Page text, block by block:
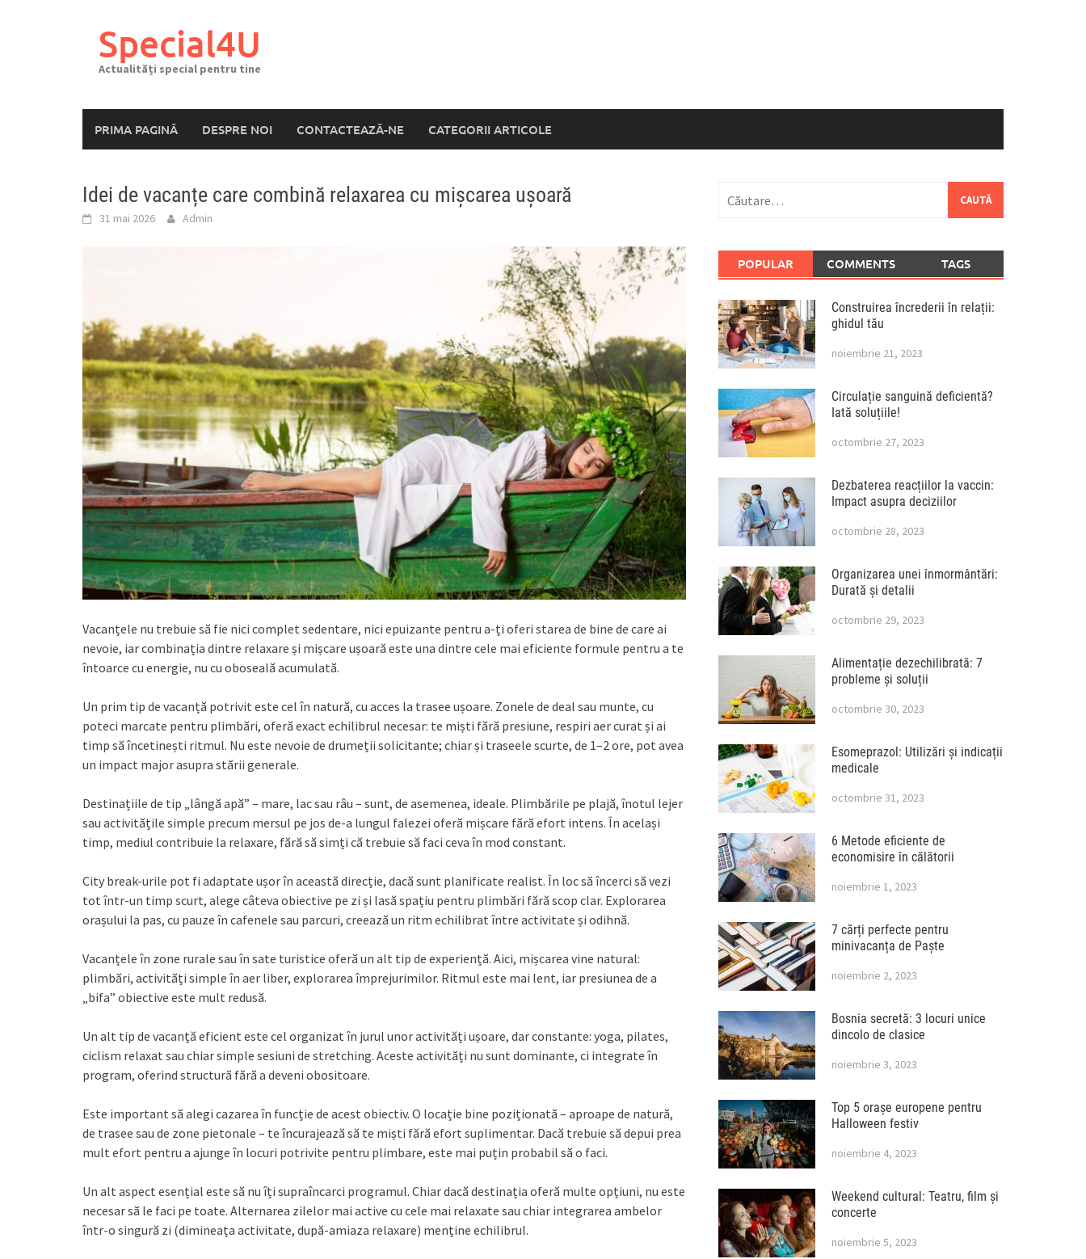
Special4U
Actualități special pentru tine
PRIMA PAGINĂ DESPRE NOI CONTACTEAZĂ-NE CATEGORII ARTICOLE
Idei de vacanțe care combină relaxarea cu mișcarea ușoară
31 mai 2026 Admin
Vacanțele nu trebuie să fie nici complet sedentare, nici epuizante pentru a-ți oferi starea de bine de care ai
nevoie, iar combinația dintre relaxare și mișcare ușoară este una dintre cele mai eficiente formule pentru a te
întoarce cu energie, nu cu oboseală acumulată.
Un prim tip de vacanță potrivit este cel în natură, cu acces la trasee ușoare. Zonele de deal sau munte, cu
poteci marcate pentru plimbări, oferă exact echilibrul necesar: te miști fără presiune, respiri aer curat și ai
timp să încetinești ritmul. Nu este nevoie de drumeții solicitante; chiar și traseele scurte, de 1–2 ore, pot avea
un impact major asupra stării generale.
Destinațiile de tip „lângă apă” – mare, lac sau râu – sunt, de asemenea, ideale. Plimbările pe plajă, înotul lejer
sau activitățile simple precum mersul pe jos de-a lungul falezei oferă mișcare fără efort intens. În același
timp, mediul contribuie la relaxare, fără să simți că trebuie să faci ceva în mod constant.
City break-urile pot fi adaptate ușor în această direcție, dacă sunt planificate realist. În loc să încerci să vezi
tot într-un timp scurt, alege câteva obiective pe zi și lasă spațiu pentru plimbări fără scop clar. Explorarea
orașului la pas, cu pauze în cafenele sau parcuri, creează un ritm echilibrat între activitate și odihnă.
Vacanțele în zone rurale sau în sate turistice oferă un alt tip de experiență. Aici, mișcarea vine natural:
plimbări, activități simple în aer liber, explorarea împrejurimilor. Ritmul este mai lent, iar presiunea de a
„bifa” obiective este mult redusă.
Un alt tip de vacanță eficient este cel organizat în jurul unor activități ușoare, dar constante: yoga, pilates,
ciclism relaxat sau chiar simple sesiuni de stretching. Aceste activități nu sunt dominante, ci integrate în
program, oferind structură fără a deveni obositoare.
Este important să alegi cazarea în funcție de acest obiectiv. O locație bine poziționată – aproape de natură,
de trasee sau de zone pietonale – te încurajează să te miști fără efort suplimentar. Dacă trebuie să depui prea
mult efort pentru a ajunge în locuri potrivite pentru plimbare, este mai puțin probabil să o faci.
Un alt aspect esențial este să nu îți supraîncarci programul. Chiar dacă destinația oferă multe opțiuni, nu este
necesar să le faci pe toate. Alternarea zilelor mai active cu cele mai relaxate sau chiar integrarea ambelor
într-o singură zi (dimineața activitate, după-amiaza relaxare) menține echilibrul.
după:
POPULAR COMMENTS TAGS
Construirea încrederii în relații:
ghidul tău
noiembrie 21, 2023
Circulație sanguină deficientă?
Iată soluțiile!
octombrie 27, 2023
Dezbaterea reacțiilor la vaccin:
Impact asupra deciziilor
octombrie 28, 2023
Organizarea unei înmormântări:
Durată și detalii
octombrie 29, 2023
Alimentație dezechilibrată: 7
probleme și soluții
octombrie 30, 2023
Esomeprazol: Utilizări și indicații
medicale
octombrie 31, 2023
6 Metode eficiente de
economisire în călătorii
noiembrie 1, 2023
7 cărți perfecte pentru
minivacanța de Paște
noiembrie 2, 2023
Bosnia secretă: 3 locuri unice
dincolo de clasice
noiembrie 3, 2023
Top 5 orașe europene pentru
Halloween festiv
noiembrie 4, 2023
Weekend cultural: Teatru, film și
concerte
noiembrie 5, 2023